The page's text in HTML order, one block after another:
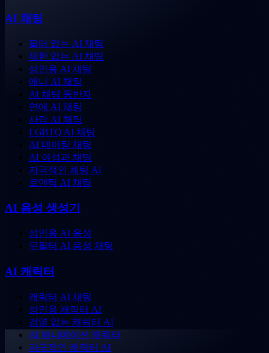
AI 채팅
필터 없는 AI 채팅
제한 없는 AI 채팅
성인용 AI 채팅
애니 AI 채팅
AI 채팅 동반자
연애 AI 채팅
사랑 AI 채팅
LGBTQ AI 채팅
AI 데이팅 채팅
AI 여성과 채팅
자극적인 채팅 AI
로맨틱 AI 채팅
AI 음성 생성기
성인용 AI 음성
무필터 AI 음성 채팅
AI 캐릭터
캐릭터 AI 채팅
성인용 캐릭터 AI
검열 없는 캐릭터 AI
AI 애니메이션 캐릭터
자극적인 캐릭터 AI